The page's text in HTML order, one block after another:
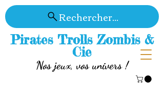
Pirates Trolls Zombis &
Cie
Nos jeux, vos univers !
Rechercher...